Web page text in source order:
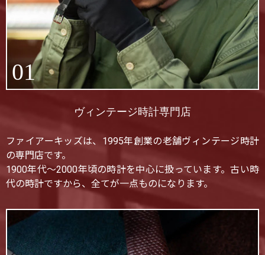
01
ヴィンテージ時計専門店
ファイアーキッズは、1995年創業の老舗ヴィンテージ時計
の専門店です。
1900年代〜2000年頃の時計を中心に扱っています。古い時
代の時計ですから、全てが一点ものになります。